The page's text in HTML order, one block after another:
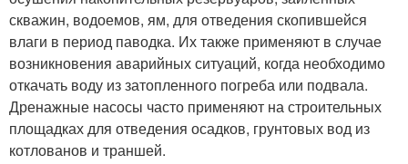
Насос с минимальным
уровнем
Погружные насосы
Насос по параметрам
скважин, водоемов, ям, для отведения скопившейся
влаги в период паводка. Их также применяют в случае
возникновения аварийных ситуаций, когда необходимо
откачать воду из затопленного погреба или подвала.
Дренажные насосы часто применяют на строительных
площадках для отведения осадков, грунтовых вод из
котлованов и траншей.